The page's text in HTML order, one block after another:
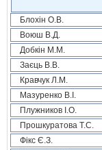
Блохін О.В.
Воюш В.Д.
Добкін М.М.
Заєць В.В.
Кравчук Л.М.
Мазуренко В.І.
Плужников І.О.
Прошкуратова Т.С.
Фікс Є.З.